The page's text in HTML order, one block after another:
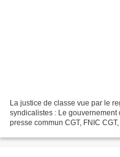
La justice de classe vue par le
syndicalistes : Le
presse commun CGT, FNIC